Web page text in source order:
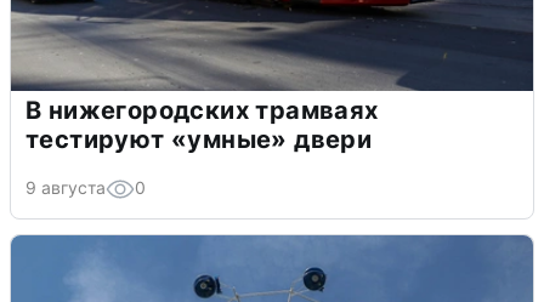
В нижегородских трамваях
тестируют «умные» двери
9 августа 0